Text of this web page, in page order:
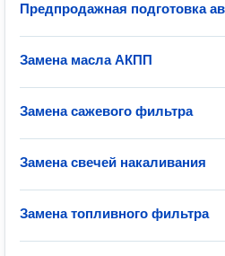
Предпродажная подготовка
Замена масла АКПП
Замена сажевого фильтра
Замена свечей накаливания
Замена топливного фильтра